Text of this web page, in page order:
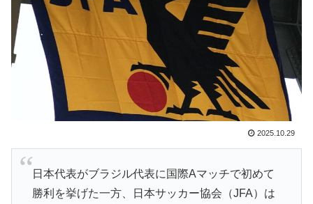
▶
【伝説の100得点、いまだ都市伝説扱い】海外「バムの
83点でようやく信じた」
ワイ「飯食う前にうんちしたろ！（ﾌﾞﾘｯw）」
【スウェーデン-モロッコ】心配する理由はこれだ
け…？【ポーランドボール】
韓国人「意外に日本との関係が深い地球の裏側の国がこ
ちらです‥」→「国境を越えた驚くべき歴史のつなが
▶ 海外の反応：鈴木誠也が豪快な弾丸19号HRと好守備で
大谷ドジャース撃破に貢献「トレードされなくて良かっ
2025.10.29
日本代表がブラジル代表に国際Aマッチで初めて
勝利を挙げた一方、日本サッカー協会（JFA）は